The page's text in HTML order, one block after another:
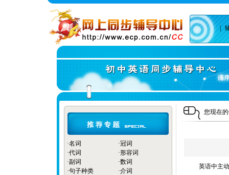
|
·名词 ·冠词
·代词 ·形容词
·副词 ·数词
·句子种类 ·介词
您现在
英语中主